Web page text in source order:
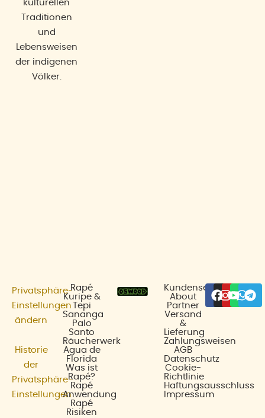
kulturellen
Traditionen
und
Lebensweisen
der indigenen
Völker.
Privatsphäre-
Einstellungen
ändern
Historie
der
Privatsphäre-
Einstellungen
Rapé
Kuripe &
Tepi
Sananga
Palo
Santo
Räucherwerk
Agua de
Florida
Was ist
Rapé?
Rapé
Anwendung
Rapé
Risiken
Kundenservice
About
Partner
Versand
&
Lieferung
Zahlungsweisen
AGB
Datenschutz
Cookie-
Richtlinie
Haftungsausschluss
Impressum